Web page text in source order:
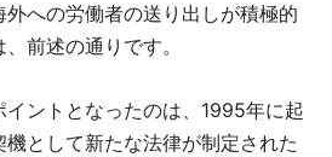
への労働者の送り出しが積極的
前述の通りです。
ントとなったのは、1995年に起
として新たな法律が制定された